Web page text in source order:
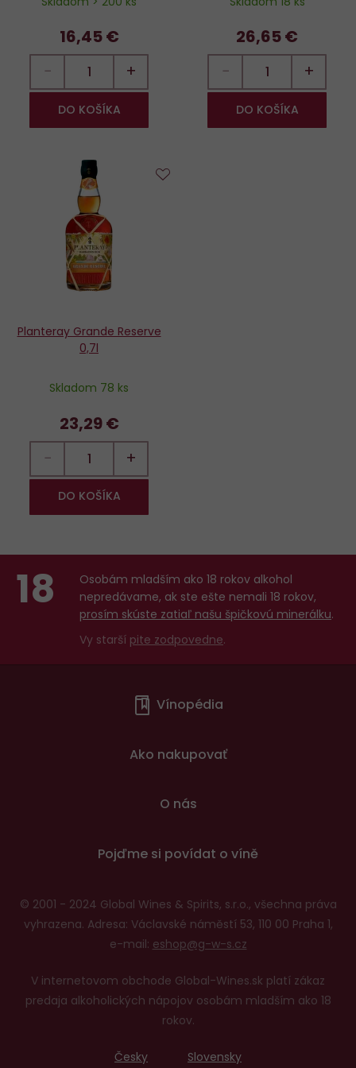
16,45 €
− +
DO KOŠÍKA
26,65 €
− +
DO KOŠÍKA
Planteray Grande Reserve
0,7l
Skladom 78 ks
23,29 €
− +
DO KOŠÍKA
18
Osobám mladším ako 18 rokov alkohol
nepredávame, ak ste ešte nemali 18 rokov,
prosím skúste zatiaľ našu špičkovú minerálku.
Vy starší pite zodpovedne.
Vínopédia
Ako nakupovať
O nás
Pojďme si povídat o víně
© 2001 - 2024 Global Wines & Spirits, s.r.o., všechna práva
vyhrazena. Adresa: Václavské náměstí 53, 110 00 Praha 1,
e-mail: eshop@g-w-s.cz
V internetovom obchode Global-Wines.sk platí zákaz
predaja alkoholických nápojov osobám mladším ako 18
rokov.
Česky Slovensky